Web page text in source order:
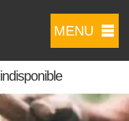
MENU
indisponible